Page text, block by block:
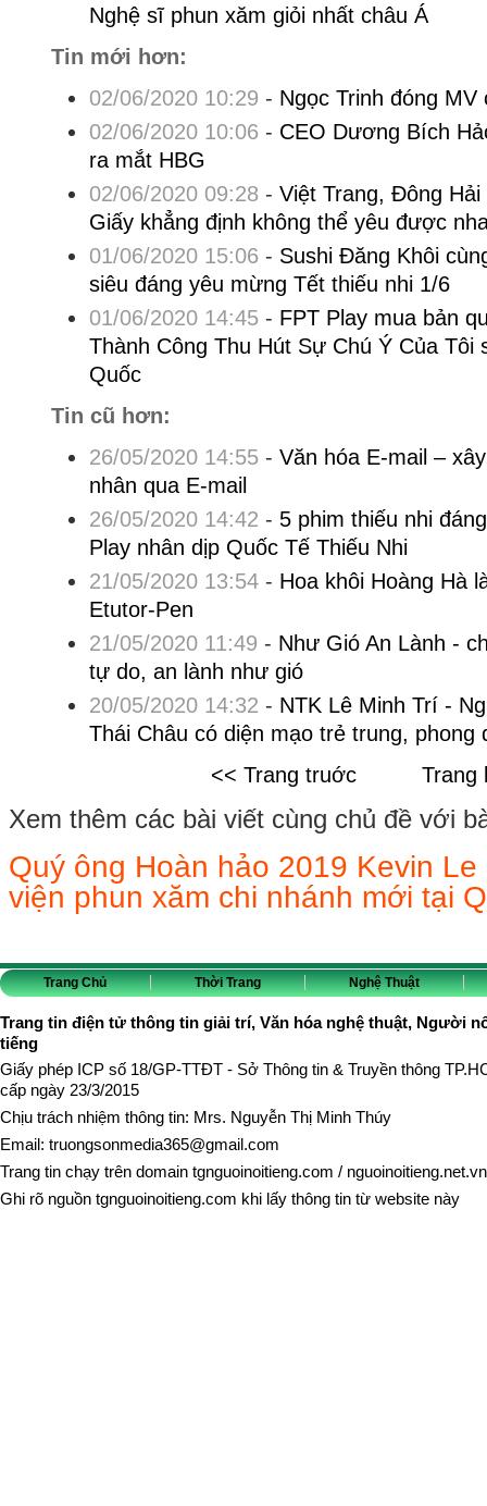
Nghệ sĩ phun xăm giỏi nhất châu Á
Tin mới hơn:
02/06/2020 10:29 - Ngọc Trinh đóng MV
02/06/2020 10:06 - CEO Dương Bích
ra mắt HBG
02/06/2020 09:28 - Việt Trang, Đông
Giấy khẳng định không thể yêu được
01/06/2020 15:06 - Sushi Đăng Khôi
siêu đáng yêu mừng Tết thiếu nhi 1/6
01/06/2020 14:45- FPT Play mua bản
Thành Công Thu Hút Sự Chú Ý Của Tôi
Quốc
Tin cũ hơn:
26/05/2020 14:55- Văn hóa E-mail –
nhân qua E-mail
26/05/2020 14:42 - 5 phim thiếu nhi
Play nhân dịp Quốc Tế Thiếu Nhi
21/05/2020 13:54- Hoa khôi Hoàng Hà
Etutor-Pen
21/05/2020 11:49 - Như Gió An Lành -
tự do, an lành như gió
20/05/2020 14:32 - NTK Lê Minh Trí -
Thái Châu có diện mạo trẻ trung, phong
<< Trang truớc
Trang
Xem thêm các bài viết cùng chủ đề với
Quý ông Hoàn hảo 2019 Kevin
viện phun xăm chi nhánh mới tại
Trang Chủ Thời Trang Nghệ Thuật
Trang tin điện tử thông tin giải trí, Văn hóa nghệ thuật, Người
tiếng
Giấy phép ICP số 18/GP-TTĐT - Sở Thông tin & Truyền thông
cấp ngày 23/3/2015
Chịu trách nhiệm thông tin: Mrs. Nguyễn Thị Minh Thúy
Email: truongsonmedia365@gmail.com
Trang tin chạy trên domain tgnguoinoitieng.com / nguoinoitieng.net.vn
Ghi rõ nguồn tgnguoinoitieng.com khi lấy thông tin từ website này